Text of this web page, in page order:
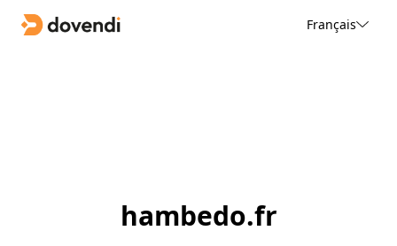
Français
hambedo.fr